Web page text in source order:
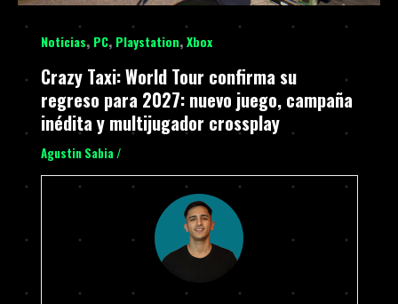
Noticias, PC, Playstation,Xbox
Crazy Taxi: World Tour confirma su
regreso para 2027: nuevo juego, campaña
inédita y multijugador crossplay
Agustin Sabia/